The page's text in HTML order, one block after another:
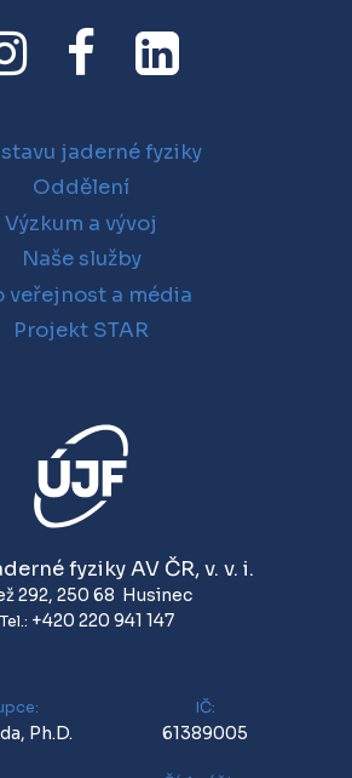
jaderné fyziky
Oddělení
Výzkum a vývoj
Naše služby
veřejnost a média
Projekt STAR
fyziky AV ČR, v. v. i.
292, 250 68 Husinec
Tel.: +420 220 941 147
Ph.D.
IČ:
61389005